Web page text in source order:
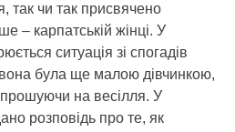
так чи так присвячено
– карпатській жінці. У
ситуація зі спогадів
вона була ще малою дівчинкою,
на весілля. У
розповідь про те, як